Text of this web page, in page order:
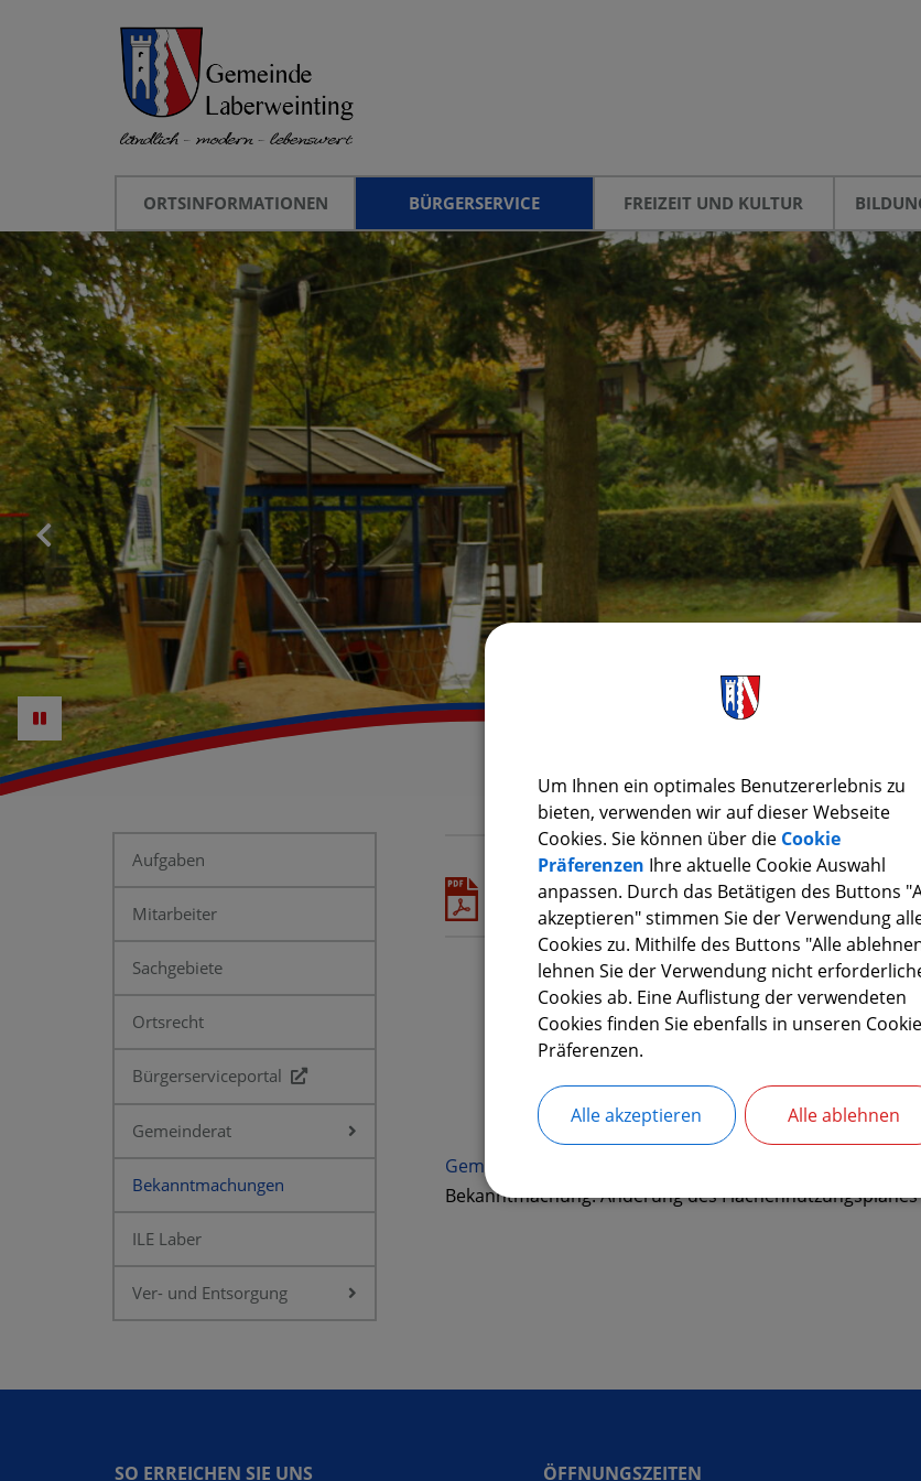
ORTSINFORMATIONEN BÜRGERSERVICE FREIZEIT UND KULTUR
Aufgaben
Mitarbeiter
Sachgebiete
Ortsrecht
Bürgerserviceportal
Gemeinderat
Bekanntmachungen
ILE Laber
Ver- und Entsorgung
Gemeinde Laberweinting
Bekanntmachung: Änderung des
(424,14 KB)
SO ERREICHEN SIE UNS ÖFFNUNGSZEITEN
Um Ihnen ein optimales Benutzererlebnis zu
bieten, verwenden wir auf dieser Webseite
Cookies. Sie können über die Cookie
Präferenzen Ihre aktuelle Cookie Auswahl
anpassen. Durch das Betätigen des Buttons
akzeptieren" stimmen Sie der Verwendung
Cookies zu. Mithilfe des Buttons "Alle
lehnen Sie der Verwendung nicht
Cookies ab. Eine Auflistung der verwendeten
Cookies finden Sie ebenfalls in unseren Cookie
Präferenzen.
Alle akzeptieren Alle ablehnen